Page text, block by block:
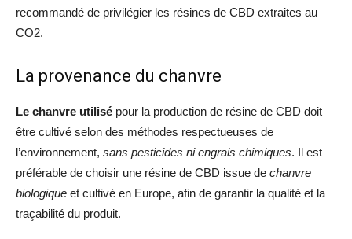
recommandé de privilégier les résines de CBD extraites au
CO2.
La provenance du chanvre
Le chanvre utilisé pour la production de résine de CBD doit
être cultivé selon des méthodes respectueuses de
l’environnement, sans pesticides ni engrais chimiques. Il est
préférable de choisir une résine de CBD issue de chanvre
biologique et cultivé en Europe, afin de garantir la qualité et la
traçabilité du produit.